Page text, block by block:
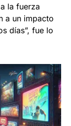
la fuerza
a un impacto
días”, fue lo